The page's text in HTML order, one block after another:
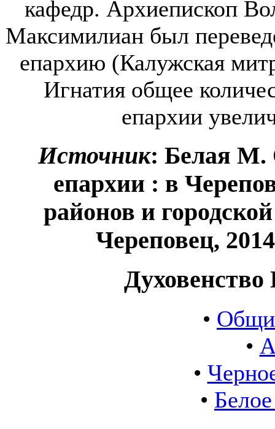
кафедр. Архиепископ
Максимилиан был
епархию (Калужская
Игнатия общее
епархии
Источник: Белая М.
епархии : в
районов и
Череповец,
Духовенство
•
•
•
•